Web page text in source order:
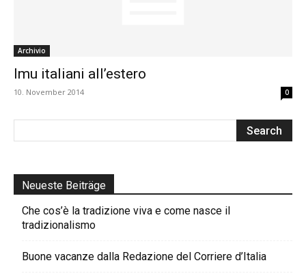
Archivio
Imu italiani all’estero
10. November 2014 0
Neueste Beiträge
Che cos’è la tradizione viva e come nasce il
tradizionalismo
Buone vacanze dalla Redazione del Corriere d’Italia